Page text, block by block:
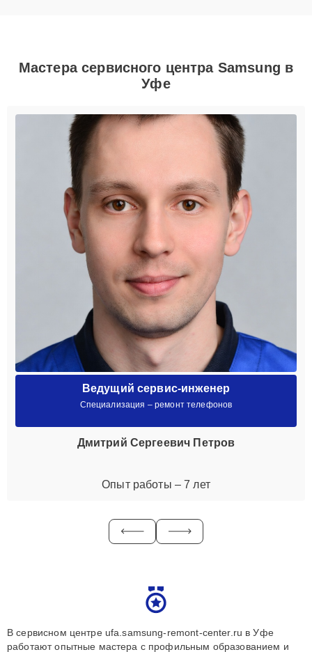
Мастера сервисного центра Samsung в
Уфе
Ведущий сервис-инженер
Специализация – ремонт телефонов
Дмитрий Сергеевич Петров
Опыт работы – 7 лет
В сервисном центре ufa.samsung-remont-center.ru в Уфе
работают опытные мастера с профильным образованием и